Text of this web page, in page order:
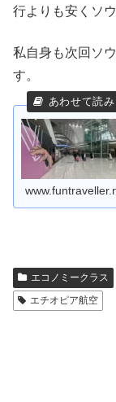
行よりも安くソ
私自身も次回ソ
す。
エコノミークラス
エチオピア航空